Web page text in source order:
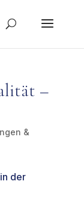
–
&
der